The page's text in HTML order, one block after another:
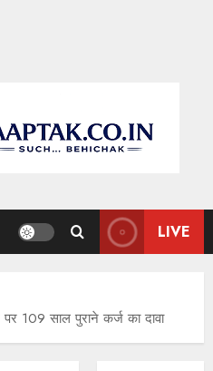
LIVE
109 साल पुराने कर्ज का दावा